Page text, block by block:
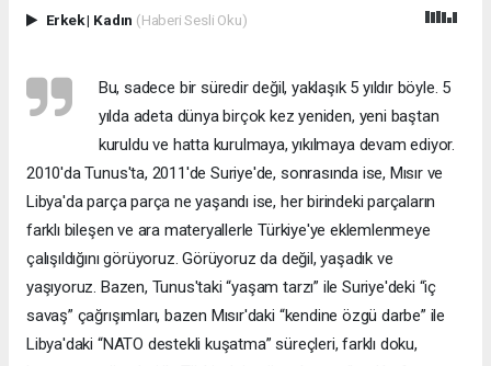
Erkek| Kadın (Haberi Sesli Oku)
Bu, sadece bir süredir değil, yaklaşık 5 yıldır böyle. 5
yılda adeta dünya birçok kez yeniden, yeni baştan
kuruldu ve hatta kurulmaya, yıkılmaya devam ediyor.
2010'da Tunus'ta, 2011'de Suriye'de, sonrasında ise, Mısır ve
Libya'da parça parça ne yaşandı ise, her birindeki parçaların
farklı bileşen ve ara materyallerle Türkiye'ye eklemlenmeye
çalışıldığını görüyoruz. Görüyoruz da değil, yaşadık ve
yaşıyoruz. Bazen, Tunus'taki “yaşam tarzı” ile Suriye'deki “iç
savaş” çağrışımları, bazen Mısır'daki “kendine özgü darbe” ile
Libya'daki “NATO destekli kuşatma” süreçleri, farklı doku,